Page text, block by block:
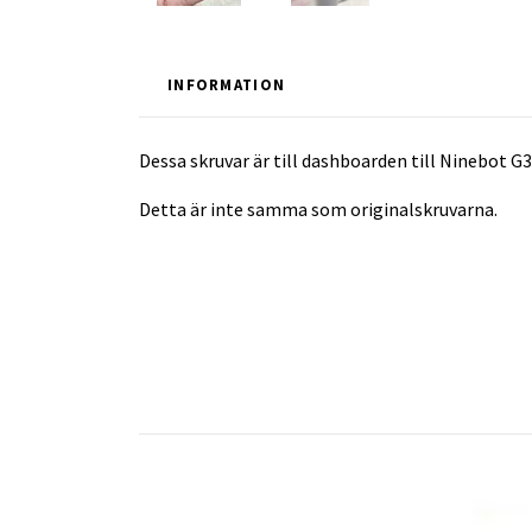
INFORMATION
Dessa skruvar är till dashboarden till Ninebot
Detta är inte samma som originalskruvarna.